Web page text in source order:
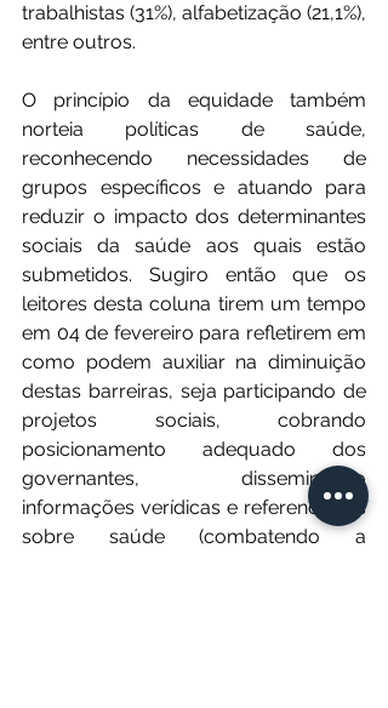
trabalhistas (31%), alfabetização (21,1%),
entre outros.
O princípio da equidade também
norteia políticas de saúde,
reconhecendo necessidades de
grupos específicos e atuando para
reduzir o impacto dos determinantes
sociais da saúde aos quais estão
submetidos. Sugiro então que os
leitores desta coluna tirem um tempo
em 04 de fevereiro para refletirem em
como podem auxiliar na diminuição
destas barreiras, seja participando de
projetos sociais, cobrando
posicionamento adequado dos
governantes, disseminando
informações verídicas e referenciadas
sobre saúde (combatendo a